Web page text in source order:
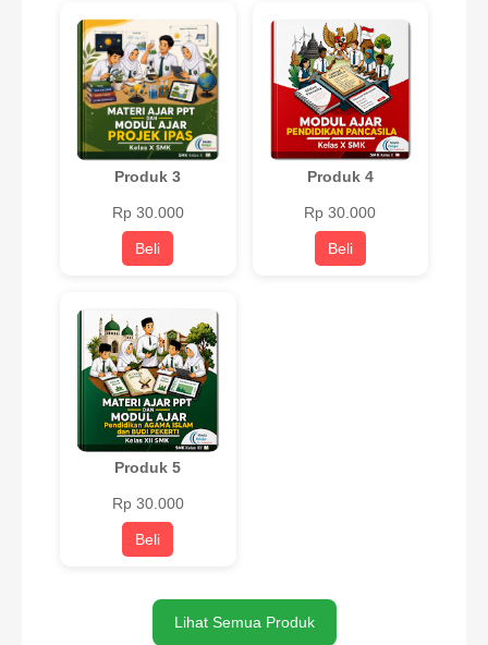
Produk 3
Rp 30.000
Beli
Produk 4
Rp 30.000
Beli
Produk 5
Rp 30.000
Beli
Lihat Semua Produk